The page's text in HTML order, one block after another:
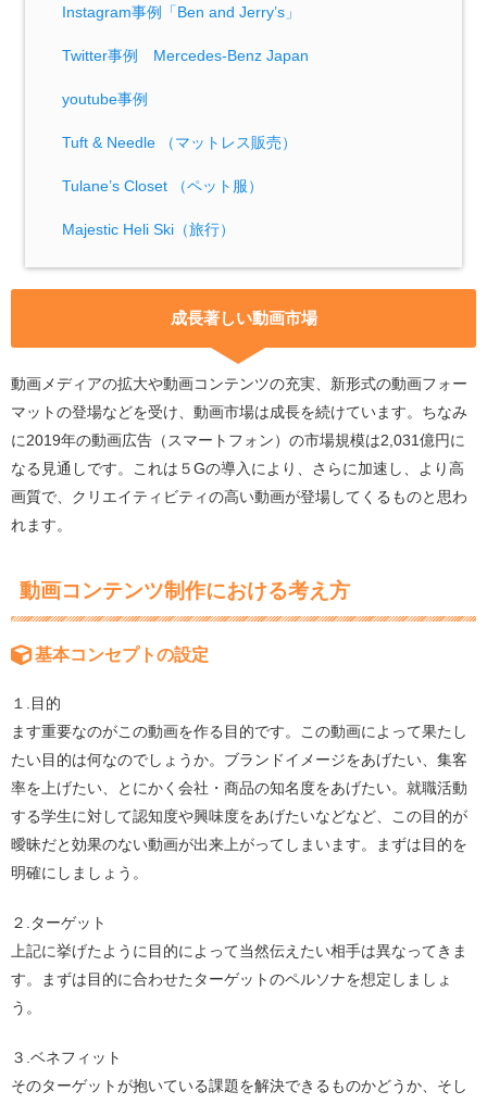
Instagram事例「Ben and Jerry’s」
Twitter事例 Mercedes-Benz Japan
youtube事例
Tuft & Needle （マットレス販売）
Tulane’s Closet （ペット服）
Majestic Heli Ski（旅行）
成長著しい動画市場
動画メディアの拡大や動画コンテンツの充実、新形式の動画フォー
マットの登場などを受け、動画市場は成長を続けています。ちなみ
に2019年の動画広告（スマートフォン）の市場規模は2,031億円に
なる見通しです。これは５Gの導入により、さらに加速し、より高
画質で、クリエイティビティの高い動画が登場してくるものと思わ
れます。
動画コンテンツ制作における考え方
基本コンセプトの設定
１.目的
ます重要なのがこの動画を作る目的です。この動画によって果たし
たい目的は何なのでしょうか。ブランドイメージをあげたい、集客
率を上げたい、とにかく会社・商品の知名度をあげたい。就職活動
する学生に対して認知度や興味度をあげたいなどなど、この目的が
曖昧だと効果のない動画が出来上がってしまいます。まずは目的を
明確にしましょう。
２.ターゲット
上記に挙げたように目的によって当然伝えたい相手は異なってきま
す。まずは目的に合わせたターゲットのペルソナを想定しましょ
う。
３.ベネフィット
そのターゲットが抱いている課題を解決できるものかどうか、そし